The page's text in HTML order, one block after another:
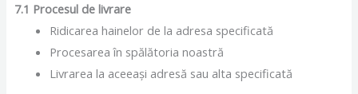
7.1 Procesul de livrare
Ridicarea hainelor de la adresa specificată
Procesarea în spălătoria noastră
Livrarea la aceeași adresă sau alta specificată